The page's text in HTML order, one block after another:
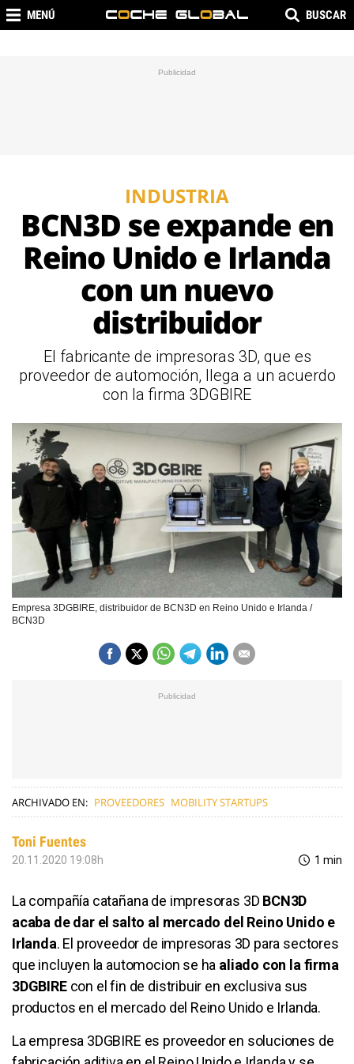
MENÚ BUSCAR
INDUSTRIA
BCN3D se expande en
Reino Unido e Irlanda
con un nuevo
distribuidor
El fabricante de impresoras 3D, que es
proveedor de automoción, llega a un acuerdo
con la firma 3DGBIRE
Empresa 3DGBIRE, distribuidor de BCN3D en Reino Unido e Irlanda /
BCN3D
ARCHIVADO EN: PROVEEDORES MOBILITY STARTUPS
Toni Fuentes
20.11.2020 19:08h 1 min
La compañía catañana de impresoras 3D BCN3D
acaba de dar el salto al mercado del Reino Unido e
Irlanda. El proveedor de impresoras 3D para sectores
que incluyen la automocion se ha aliado con la firma
3DGBIREcon el fin de distribuir en exclusiva sus
productos en el mercado del Reino Unido e Irlanda.
La empresa 3DGBIRE es proveedor en soluciones de